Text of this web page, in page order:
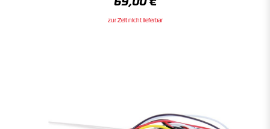
zur Zeit nicht lieferbar